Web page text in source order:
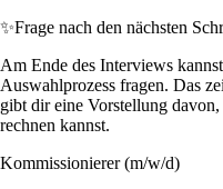
✨Frage nach den nächsten
Am Ende des Interviews
Auswahlprozess fragen. Das
gibt dir eine Vorstellung
rechnen kannst.
Kommissionierer (m/w/d)